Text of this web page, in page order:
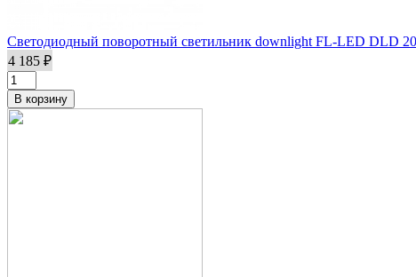
Светодиодный поворотный светильник downlight FL-LED DLD
4 185 ₽